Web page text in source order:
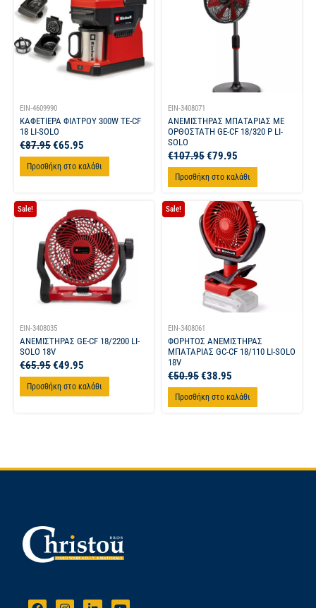
EIN-4609990
ΚΑΦΕΤΙΕΡΑ ΦΙΛΤΡΟΥ 300W TE-CF
18 LI-SOLO
€87.95€65.95
Προσθήκη στο καλάθι
EIN-3408071
ΑΝΕΜΙΣΤΗΡΑΣ ΜΠΑΤΑΡΙΑΣ ΜΕ
ΟΡΘΟΣΤΑΤΗ GE-CF 18/320 P LI-
SOLO
€107.95€79.95
Προσθήκη στο καλάθι
Sale!
EIN-3408035
ΑΝΕΜΙΣΤΗΡΑΣ GE-CF 18/2200 LI-
SOLO 18V
€65.95€49.95
Προσθήκη στο καλάθι
Sale!
EIN-3408061
ΦΟΡΗΤΟΣ ΑΝΕΜΙΣΤΗΡΑΣ
ΜΠΑΤΑΡΙΑΣ GC-CF 18/110 LI-SOLO
18V
€50.95€38.95
Προσθήκη στο καλάθι